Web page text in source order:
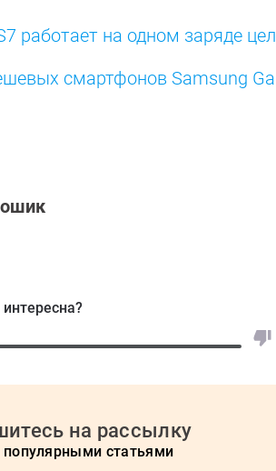
работает на одном заряде
смартфонов Samsung
на рассылку
статьями